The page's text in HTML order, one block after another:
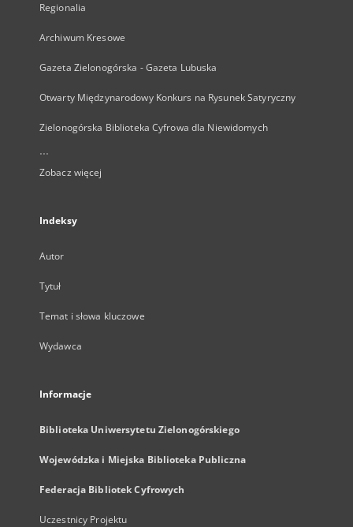
Regionalia
Archiwum Kresowe
Gazeta Zielonogórska - Gazeta Lubuska
Otwarty Międzynarodowy Konkurs na Rysunek Satyryczny
Zielonogórska Biblioteka Cyfrowa dla Niewidomych
...
Zobacz więcej
Indeksy
Autor
Tytuł
Temat i słowa kluczowe
Wydawca
Informacje
Biblioteka Uniwersytetu Zielonogórskiego
Wojewódzka i Miejska Biblioteka Publiczna
Federacja Bibliotek Cyfrowych
Uczestnicy Projektu